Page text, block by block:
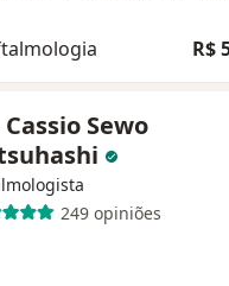
R$
Cassio Sewo
249 opiniões